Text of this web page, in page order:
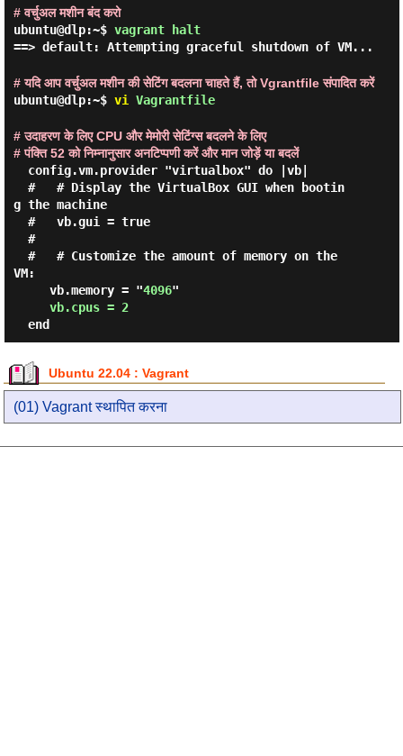
# वर्चुअल मशीन बंद करो
ubuntu@dlp:~$ vagrant halt
==> default: Attempting graceful shutdown of VM...
# यदि आप वर्चुअल मशीन की सेटिंग बदलना चाहते हैं, तो Vgrantfile संपादित करें
ubuntu@dlp:~$ vi Vagrantfile
# उदाहरण के लिए CPU और मेमोरी सेटिंग्स बदलने के लिए
# पंक्ति 52 को निम्नानुसार अनटिप्पणी करें और मान जोड़ें या बदलें
g the machine
VM:
     vb.memory = "
4096"
vb.cpus = 2
Ubuntu 22.04 : Vagrant
(01) Vagrant स्थापित करना